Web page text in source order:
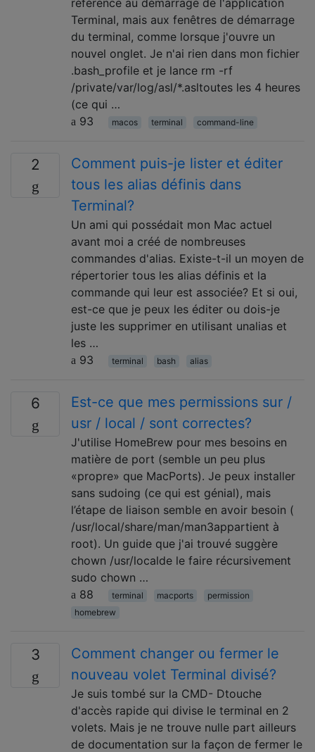
Terminal, mais aux fenêtres de démarrage
du terminal, comme lorsque j'ouvre un
nouvel onglet. Je n'ai rien dans mon fichier
.bash_profile et je lance rm -rf
/private/var/log/asl/*.asltoutes les 4 heures
(ce qui …
93
macos terminal command-line
2
Comment puis-je lister et éditer
tous les alias définis dans
Terminal?
Un ami qui possédait mon Mac actuel
avant moi a créé de nombreuses
commandes d'alias. Existe-t-il un moyen de
répertorier tous les alias définis et la
commande qui leur est associée? Et si oui,
est-ce que je peux les éditer ou dois-je
juste les supprimer en utilisant unalias et
les …
93
terminal bash alias
6
Est-ce que mes permissions sur /
usr / local / sont correctes?
J'utilise HomeBrew pour mes besoins en
matière de port (semble un peu plus
«propre» que MacPorts). Je peux installer
sans sudoing (ce qui est génial), mais
l’étape de liaison semble en avoir besoin (
/usr/local/share/man/man3appartient à
root). Un guide que j'ai trouvé suggère
chown /usr/localde le faire récursivement
sudo chown …
88
terminal macports
permission
homebrew
3
Comment changer ou fermer le
nouveau volet Terminal divisé?
Je suis tombé sur la CMD- Dtouche
d'accès rapide qui divise le terminal en 2
volets. Mais je ne trouve nulle part ailleurs
de documentation sur la façon de fermer le